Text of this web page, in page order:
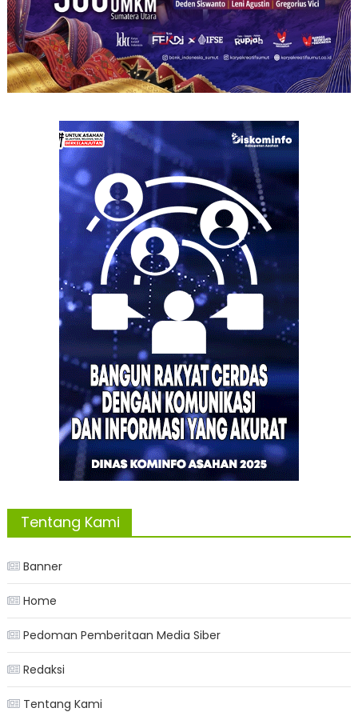
Tentang Kami
Banner
Home
Pedoman Pemberitaan Media Siber
Redaksi
Tentang Kami